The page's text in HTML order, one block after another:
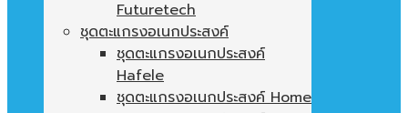
ไม่มีสินค้าในตะกร้าFuturetech
ชุดตะแกรงอเนกประสงค์
ชุดตะแกรงอเนกประสงค์
Hafele
ชุดตะแกรงอเนกประสงค์ Home